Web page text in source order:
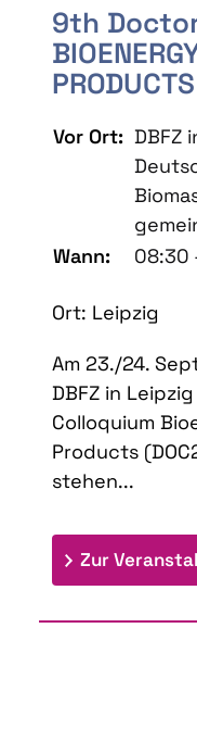
9th
PRODUCTS
Vor Ort: DBFZ
Wann:
08:30
Ort: Leipzig
Am 23./24.
DBFZ in
Colloquium
Products
stehen...
Zur